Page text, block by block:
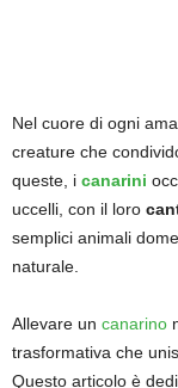
Nel cuore di ogni
creature che
queste, i canarini
uccelli, con il loro
semplici animali
naturale.
Allevare un canarino
trasformativa che
Questo articolo è